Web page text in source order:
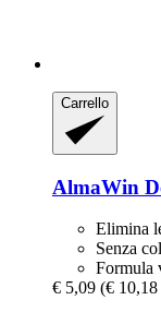
Carrello
AlmaWin
Elimina
Senza
Formula
€ 5,09 (€